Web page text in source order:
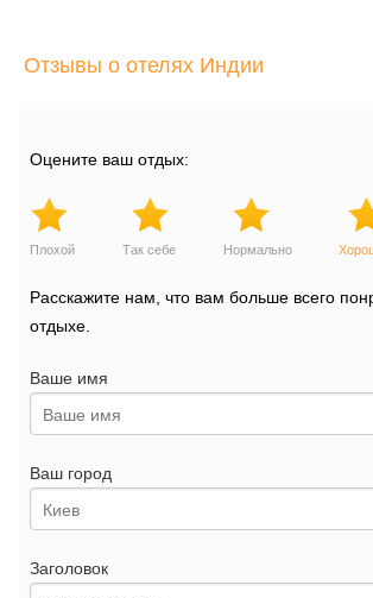
минут
Отзывы о отелях Индии
Оцените ваш отдых:
Плохой Так себе Нормально
Расскажите нам, что вам больше всего
отдыхе.
Ваше имя
Ваш город
Заголовок